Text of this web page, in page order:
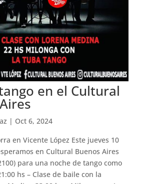
en el Cultural
| Oct 6, 2024
en Vicente López Este jueves 10
en Cultural Buenos Aires
para una noche de tango como
hs – Clase de baile con la